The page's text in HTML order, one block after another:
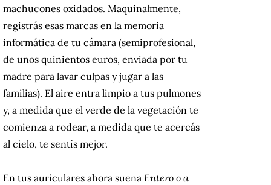
machucones oxidados. Maquinalmente,
registrás esas marcas en la memoria
informática de tu cámara (semiprofesional,
de unos quinientos euros, enviada por tu
madre para lavar culpas y jugar a las
familias). El aire entra limpio a tus pulmones
y, a medida que el verde de la vegetación te
comienza a rodear, a medida que te acercás
al cielo, te sentís mejor.
En tus auriculares ahora suena Entero o a